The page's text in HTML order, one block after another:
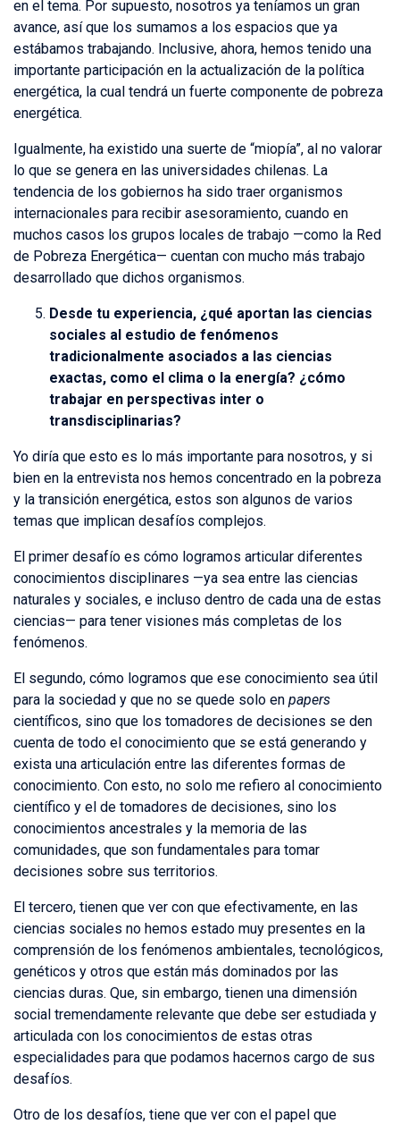
en el tema. Por supuesto, nosotros ya teníamos un gran
avance, así que los sumamos a los espacios que ya
estábamos trabajando. Inclusive, ahora, hemos tenido una
importante participación en la actualización de la política
energética, la cual tendrá un fuerte componente de pobreza
energética.
Igualmente, ha existido una suerte de “miopía”, al no valorar
lo que se genera en las universidades chilenas. La
tendencia de los gobiernos ha sido traer organismos
internacionales para recibir asesoramiento, cuando en
muchos casos los grupos locales de trabajo —como la Red
de Pobreza Energética— cuentan con mucho más trabajo
desarrollado que dichos organismos.
Desde tu experiencia, ¿qué aportan las ciencias
sociales al estudio de fenómenos
tradicionalmente asociados a las ciencias
exactas, como el clima o la energía? ¿cómo
trabajar en perspectivas inter o
transdisciplinarias?
Yo diría que esto es lo más importante para nosotros, y si
bien en la entrevista nos hemos concentrado en la pobreza
y la transición energética, estos son algunos de varios
temas que implican desafíos complejos.
El primer desafío es cómo logramos articular diferentes
conocimientos disciplinares —ya sea entre las ciencias
naturales y sociales, e incluso dentro de cada una de estas
ciencias— para tener visiones más completas de los
fenómenos.
El segundo, cómo logramos que ese conocimiento sea útil
para la sociedad y que no se quede solo en papers
científicos, sino que los tomadores de decisiones se den
cuenta de todo el conocimiento que se está generando y
exista una articulación entre las diferentes formas de
conocimiento. Con esto, no solo me refiero al conocimiento
científico y el de tomadores de decisiones, sino los
conocimientos ancestrales y la memoria de las
comunidades, que son fundamentales para tomar
decisiones sobre sus territorios.
El tercero, tienen que ver con que efectivamente, en las
ciencias sociales no hemos estado muy presentes en la
comprensión de los fenómenos ambientales, tecnológicos,
genéticos y otros que están más dominados por las
ciencias duras. Que, sin embargo, tienen una dimensión
social tremendamente relevante que debe ser estudiada y
articulada con los conocimientos de estas otras
especialidades para que podamos hacernos cargo de sus
desafíos.
Otro de los desafíos, tiene que ver con el papel que